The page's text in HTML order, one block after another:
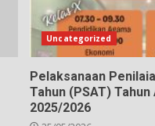
Uncategorized
Pelaksanaan
Tahun (PSAT) Tahun
2025/2026